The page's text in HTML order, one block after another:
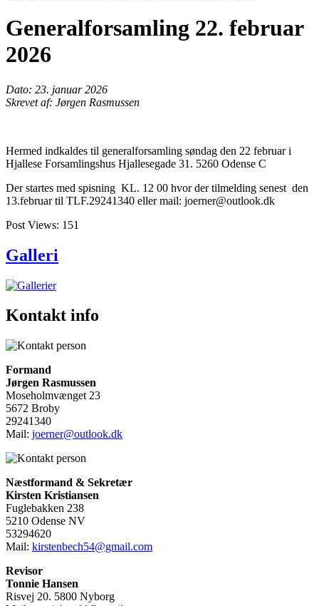
Generalforsamling 22. februar
2026
Dato: 23. januar 2026
Skrevet af: Jørgen Rasmussen
Hermed indkaldes til generalforsamling søndag den 22 februar i
Hjallese Forsamlingshus Hjallesegade 31. 5260 Odense C
Der startes med spisning KL. 12 00 hvor der tilmelding senest den
13.februar til TLF.29241340 eller mail: joerner@outlook.dk
Post Views: 151
Galleri
Kontakt info
Formand
Jørgen Rasmussen
Moseholmvænget 23
5672 Broby
29241340
Mail: joerner@outlook.dk
Næstformand & Sekretær
Kirsten Kristiansen
Fuglebakken 238
5210 Odense NV
53294620
Mail: kirstenbech54@gmail.com
Revisor
Tonnie Hansen
Risvej 20. 5800 Nyborg